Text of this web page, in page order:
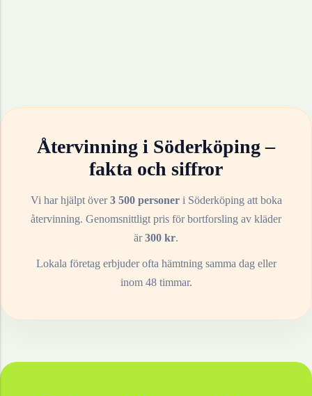
Återvinning i Söderköping–
fakta och siffror
Vi har hjälpt över3 500 personeri Söderköping att boka
återvinning. Genomsnittligt pris för bortforsling av kläder
är300 kr.
Lokala företag erbjuder ofta hämtning samma dag eller
inom 48 timmar.